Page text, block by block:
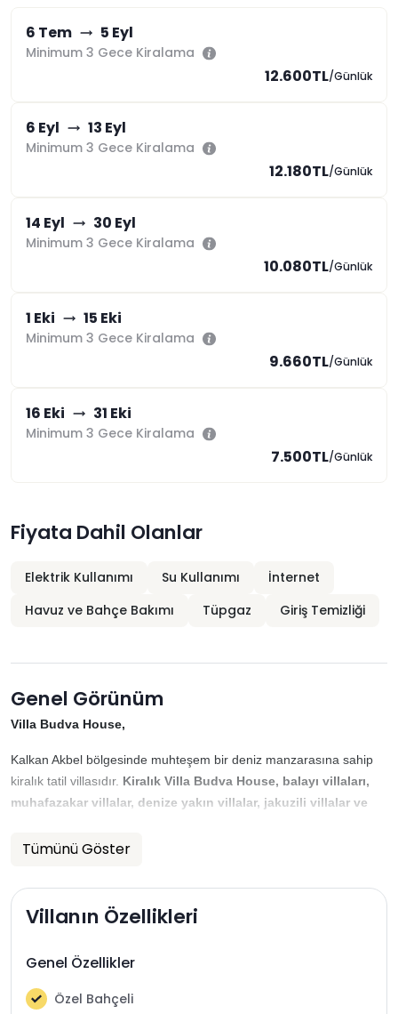
6 Tem 5 Eyl
Minimum 3 Gece Kiralama
12.600TL/Günlük
6 Eyl 13 Eyl
Minimum 3 Gece Kiralama
12.180TL/Günlük
14 Eyl 30 Eyl
Minimum 3 Gece Kiralama
10.080TL/Günlük
1 Eki 15 Eki
Minimum 3 Gece Kiralama
9.660TL/Günlük
16 Eki 31 Eki
Minimum 3 Gece Kiralama
7.500TL/Günlük
Fiyata Dahil Olanlar
Elektrik Kullanımı Su Kullanımı
İnternet
Havuz ve Bahçe Bakımı
Tüpgaz Giriş Temizliği
Genel Görünüm
Villa Budva House,
Kalkan Akbel bölgesinde muhteşem bir deniz manzarasına sahip
kiralık tatil villasıdır. Kiralık Villa Budva House, balayı villaları,
muhafazakar villalar, denize yakın villalar, jakuzili villalar ve
yer alan 1 yatak odalı 2 kişi konaklama olanağına sahiptir.
hem keyifli vakitler geçirebilir hem de tüm yılın yorgunluğunu
atabilirsiniz. Villa Budva House, balayı çiftlerimiz için ideal
Sadecesize özel havuzlu villada tatil
denize uzaklığı yaklaşık 2,5 km’dir.
TümünüGöster
Villanın Özellikleri
Genel Özellikler
Özel Bahçeli